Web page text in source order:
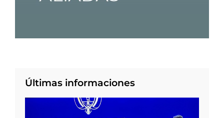
Últimas informaciones